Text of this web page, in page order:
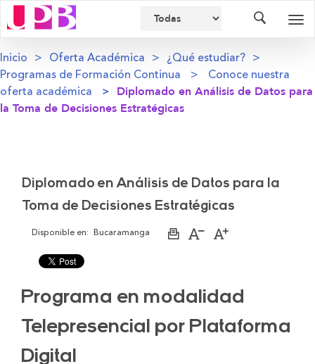
Inicio Oferta Académica
¿Qué estudiar?
Programas de Formación Continua
Conoce nuestra
oferta académica
Diplomado en Análisis de Datos para
la Toma de Decisiones Estratégicas
Diplomado en Análisis de Datos para la
Toma de Decisiones Estratégicas
Disponible en: Bucaramanga
ImprimirAumentar
letra
Disminuir
letra
Programa en modalidad
Telepresencial por Plataforma
Digital